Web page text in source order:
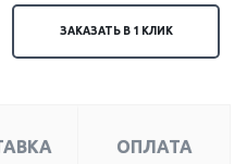
ЗАКАЗАТЬ В 1 КЛИК
ОПЛАТА